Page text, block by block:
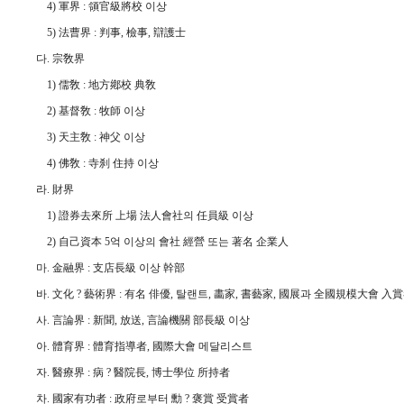
4) 軍界 : 領官級將校 이상
5) 法曹界 : 判事, 檢事, 辯護士
다. 宗敎界
1) 儒敎 : 地方鄕校 典敎
2) 基督敎 : 牧師 이상
3) 天主敎 : 神父 이상
4) 佛敎 : 寺刹 住持 이상
라. 財界
1) 證券去來所 上場 法人會社의 任員級 이상
2) 自己資本 5억 이상의 會社 經營 또는 著名 企業人
마. 金融界 : 支店長級 이상 幹部
바. 文化 ? 藝術界 : 有名 俳優, 탈랜트, 畵家, 書藝家, 國展과 全國規模大會 入
사. 言論界 : 新聞, 放送, 言論機關 部長級 이상
아. 體育界 : 體育指導者, 國際大會 메달리스트
자. 醫療界 : 病 ? 醫院長, 博士學位 所持者
차. 國家有功者 : 政府로부터 勳 ? 褒賞 受賞者